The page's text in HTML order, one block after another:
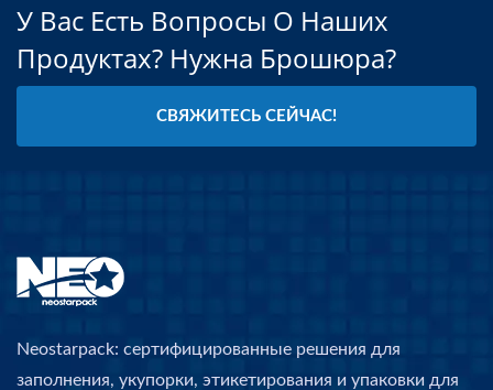
У Вас Есть Вопросы О Наших
Продуктах? Нужна Брошюра?
СВЯЖИТЕСЬ СЕЙЧАС!
Neostarpack: сертифицированные решения для
заполнения, укупорки, этикетирования и упаковки для